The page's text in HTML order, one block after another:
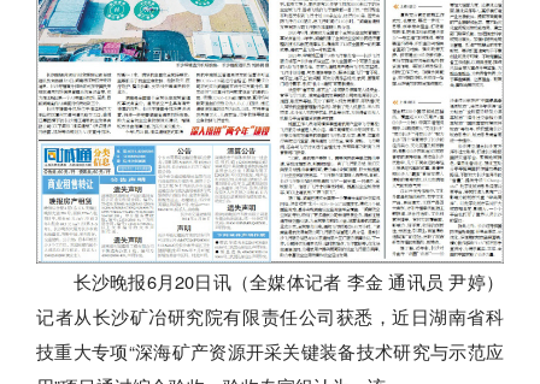
长沙晚报6月20日讯（全媒体记者 李金 通讯员 尹婷）
记者从长沙矿冶研究院有限责任公司获悉，近日湖南省科
技重大专项“深海矿产资源开采关键装备技术研究与示范应